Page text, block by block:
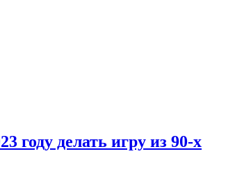
году делать игру из 90-х